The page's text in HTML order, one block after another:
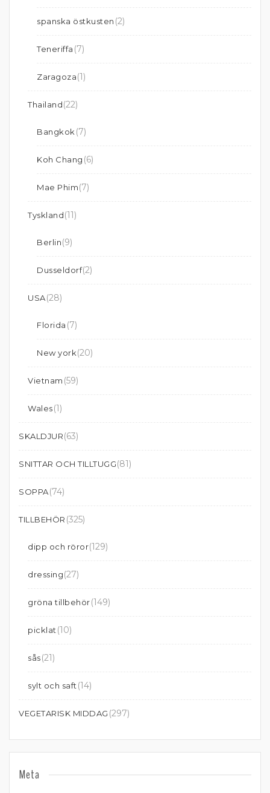
spanska östkusten (2)
Teneriffa (7)
Zaragoza(1)
Thailand(22)
Bangkok (7)
Koh Chang (6)
Mae Phim(7)
Tyskland(11)
Berlin(9)
Dusseldorf(2)
USA(28)
Florida (7)
New york(20)
Vietnam (59)
Wales(1)
SKALDJUR(63)
SNITTAR OCH TILLTUGG(81)
SOPPA(74)
TILLBEHÖR (325)
dipp och röror(129)
dressing(27)
gröna tillbehör(149)
picklat (10)
sås(21)
sylt och saft (14)
VEGETARISK MIDDAG (297)
Meta